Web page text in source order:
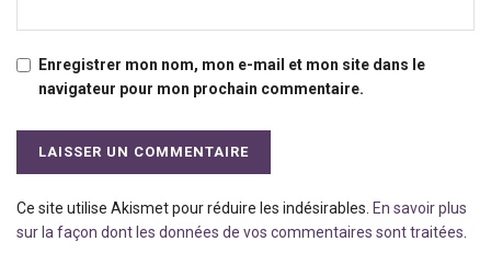
Enregistrer mon nom, mon e-mail et mon site dans le
navigateur pour mon prochain commentaire.
Ce site utilise Akismet pour réduire les indésirables. En savoir plus
sur la façon dont les données de vos commentaires sont traitées